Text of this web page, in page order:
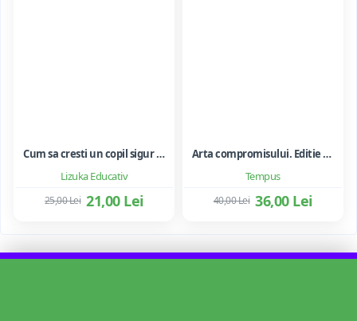
Lizuka Educativ
Cum sa cresti un copil sigur de sine ... si sa-i consolidezi autostima
21,00 Lei
25,00 Lei
Tempus
Arta compromisului. Editie ne varietur - Ileana Vulpescu
36,00 Lei
40,00 Lei